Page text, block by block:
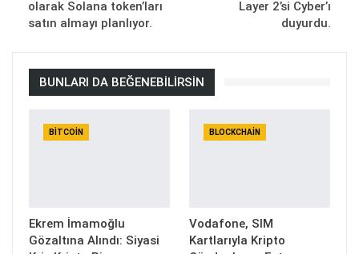
olarak Solana token’ları
satın almayı planlıyor.
Layer 2’si Cyber’ı
duyurdu.
BUNLARI DA BEĞENEBILIRSIN
BITCOIN
Ekrem İmamoğlu
Gözaltına Alındı: Siyasi
BLOCKCHAIN
Vodafone, SIM
Kartlarıyla Kripto